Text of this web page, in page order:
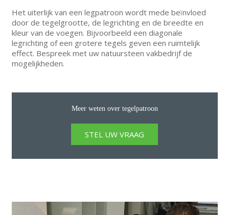
Het uiterlijk van een legpatroon wordt mede beïnvloed
door de tegelgrootte, de legrichting en de breedte en
kleur van de voegen. Bijvoorbeeld een diagonale
legrichting of een grotere tegels geven een ruimtelijk
effect. Bespreek met uw natuursteen vakbedrijf de
mogelijkheden.
Meer weten over tegelpatroon
STEL UW VRAAG